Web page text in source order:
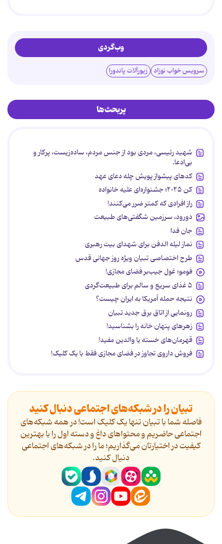
وب‌گردی
سرویس خواب نوزاد زیورآلات پاندورا
پربحث‌ها
شهید رئیسی، مردی بود از جنس مردم، ساده‌زیست، پرکار و
بی‌ادعا.
کدهای پیشواز پویش چله دعای عهد
کن ۲۰۲۵؛ جشنواره‌ای علیه خانواده
راز افرادی که کمتر ضرر می‌کنند!
دورود، سرزمین شگفتی‌های طبیعت
جان فدا
نماز لیله الدفن برای شهدای بیت رهبری
طرح اختصاصی تبیان ویژه روز جهانی قدس
فومو؛ غول جیب‌بر فضای مجازی!
۵ غذای سریع و سالم برای طبیعت‌گردی
نتیجه حمله آمریکا به ایران چیست؟
رونمایی از اتاق برق جدید تبیان
زهرهای پنهان خانه را بشناسید!
قهرمان‌های خسته یا والدین مفید!
فروش داروی تجاوز در فضای مجازی فقط با یک کلیک!
تبیان را در شبکه‌های اجتماعی دنبال کنید
فاصله شما با تبیان تنها یک کلیک است! در همه شبکه‌های
اجتماعی حاضریم و محتواهای داغ و دسته اول را با بهترین
کیفیت در اختیارتان می‌گذاریم؛ ما را در شبکه‌های اجتماعی
دنیال کنید.